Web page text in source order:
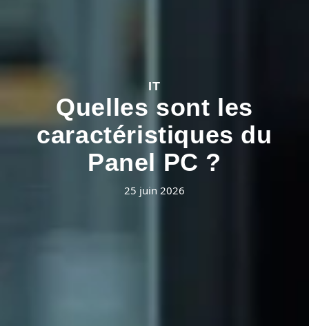
IT
Quelles sont les
caractéristiques du
Panel PC ?
25 juin 2026